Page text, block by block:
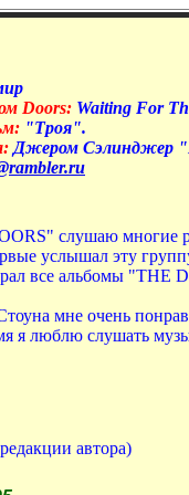
Doors: Waiting For
"Троя".
Джером Сэлинджер
слушаю многие
услышал эту
все альбомы "THE
мне очень
я люблю слушать
автора)